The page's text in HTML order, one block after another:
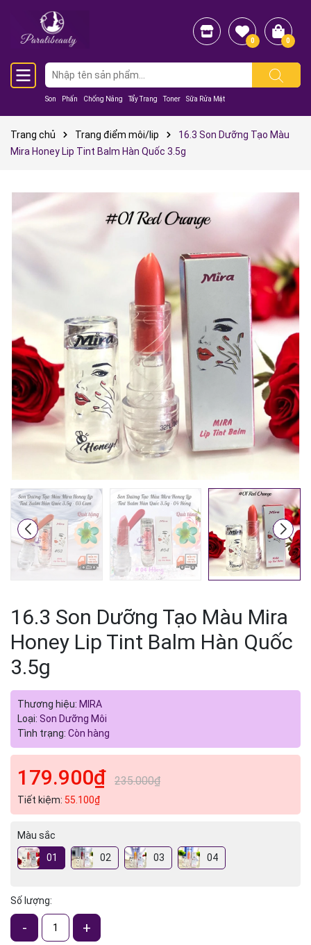
Son Phấn Chống Nắng Tẩy Trang Toner Sữa Rửa Mặt
0 0
Trang chủ Trang điểm môi/lip
16.3 Son Dưỡng Tạo Màu
Mira Honey Lip Tint Balm Hàn Quốc 3.5g
16.3 Son Dưỡng Tạo Màu Mira
Honey Lip Tint Balm Hàn Quốc
3.5g
Thương hiệu: MIRA
Loại: Son Dưỡng Môi
Tình trạng: Còn hàng
179.900₫ 235.000₫
Tiết kiệm: 55.100₫
Màu sắc
01
02 03 04
Số lượng:
- +
Mã giảm giá:
Ngày hết hạn:
Điều kiện: